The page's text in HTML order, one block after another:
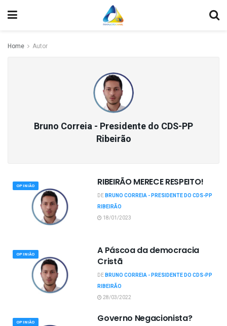
Home Autor
Bruno Correia - Presidente do CDS-PP
Ribeirão
OPINIÃO RIBEIRÃO MERECE RESPEITO!
DEBRUNO CORREIA - PRESIDENTE DO CDS-PP
RIBEIRÃO
18/01/2023
OPINIÃO
A Páscoa da democracia
Cristã
DEBRUNO CORREIA - PRESIDENTE DO CDS-PP
RIBEIRÃO
28/03/2022
OPINIÃO Governo Negacionista?